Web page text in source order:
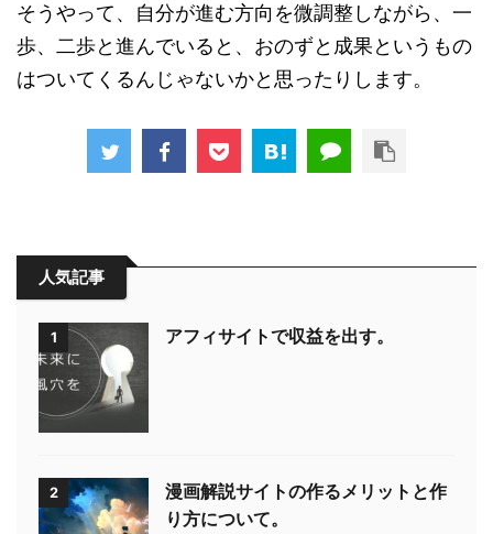
そうやって、自分が進む方向を微調整しながら、一
歩、二歩と進んでいると、おのずと成果というもの
はついてくるんじゃないかと思ったりします。
人気記事
1 アフィサイトで収益を出す。
2
漫画解説サイトの作るメリットと作
り方について。